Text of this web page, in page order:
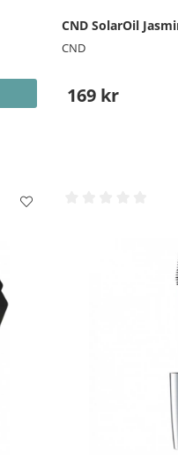
CND SolarOil
CND
169 kr